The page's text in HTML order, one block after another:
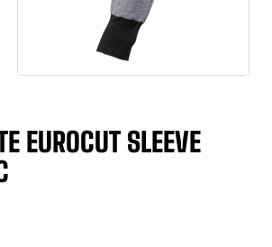
EUROCUT SLEEVE